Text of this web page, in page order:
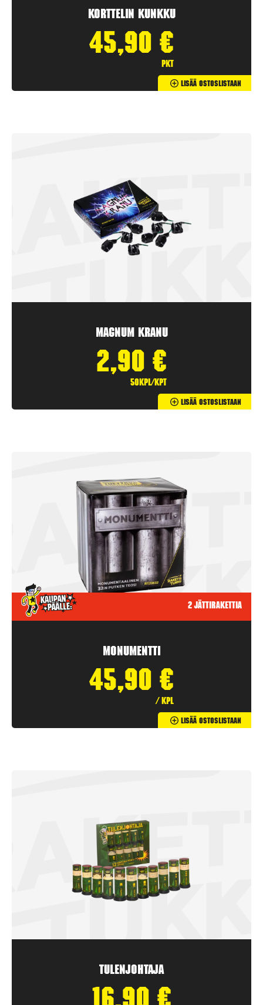
Korttelin kunkku
45,90 €
pkt
Lisää Ostoslistaan
Magnum Kranu
2,90 €
50kpl/kpt
Lisää Ostoslistaan
2 jättirakettia
Monumentti
45,90 €
/ kpl
Lisää Ostoslistaan
Tulenjohtaja